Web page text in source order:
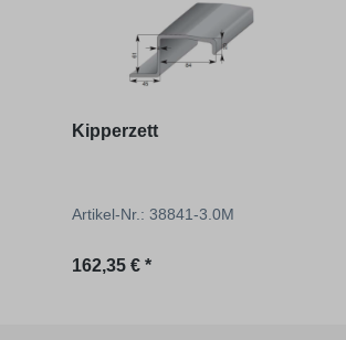
Kipperzett
Artikel-Nr.: 38841-3.0M
162,35 € *